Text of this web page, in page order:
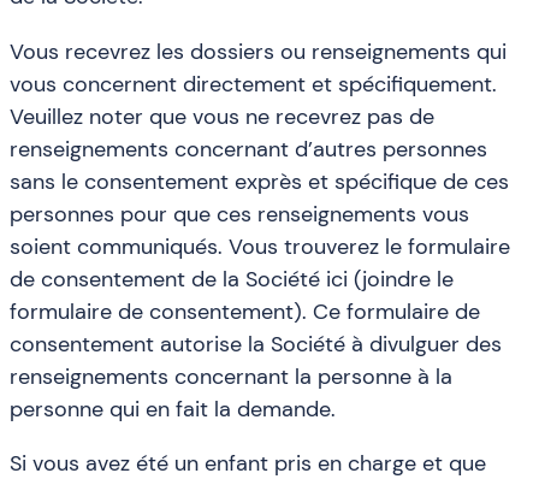
Vous recevrez les dossiers ou renseignements qui
vous concernent directement et spécifiquement.
Veuillez noter que vous ne recevrez pas de
renseignements concernant d’autres personnes
sans le consentement exprès et spécifique de ces
personnes pour que ces renseignements vous
soient communiqués. Vous trouverez le formulaire
de consentement de la Société ici (joindre le
formulaire de consentement). Ce formulaire de
consentement autorise la Société à divulguer des
renseignements concernant la personne à la
personne qui en fait la demande.
Si vous avez été un enfant pris en charge et que